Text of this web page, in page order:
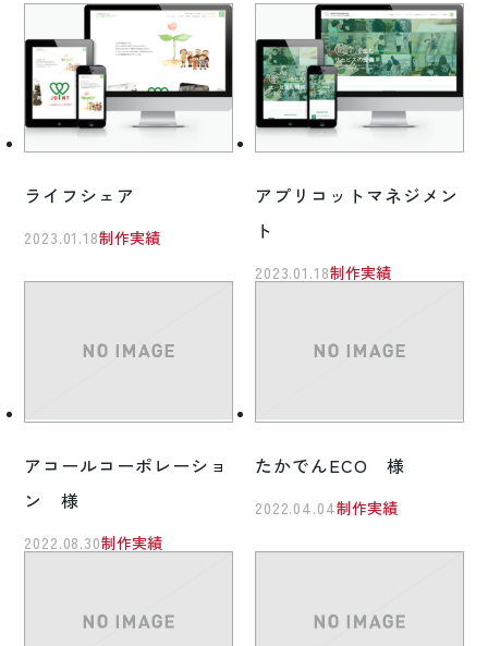
ライフシェア
2023.01.18制作実績
アプリコットマネジメン
ト
2023.01.18制作実績
アコールコーポレーショ
ン 様
2022.08.30制作実績
たかでんECO 様
2022.04.04制作実績